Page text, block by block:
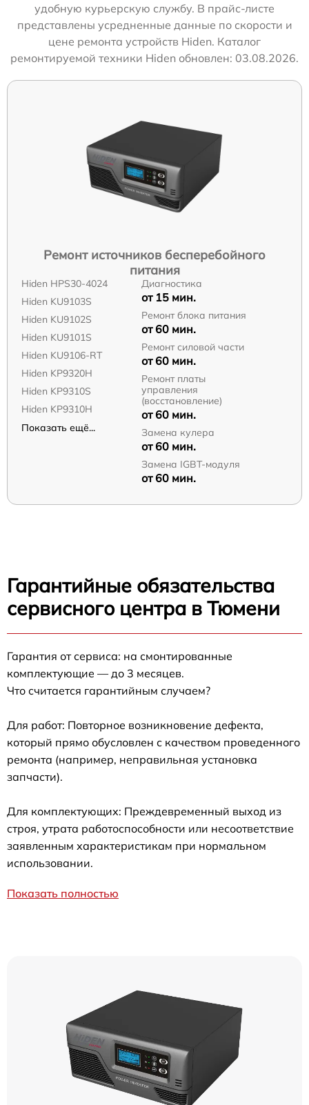
удобную курьерскую службу. В прайс-листе
представлены усредненные данные по скорости и
цене ремонта устройств Hiden. Каталог
ремонтируемой техники Hiden обновлен: 03.08.2026.
Ремонт источников бесперебойного
питания
Hiden HPS30-4024
Hiden KU9103S
Hiden KU9102S
Hiden KU9101S
Hiden KU9106-RT
Hiden KP9320H
Hiden KP9310S
Hiden KP9310H
Показать ещё...
Диагностика
от 15 мин.
Ремонт блока питания
от 60 мин.
Ремонт силовой части
от 60 мин.
Ремонт платы
управления
(восстановление)
от 60 мин.
Замена кулера
от 60 мин.
Замена IGBT-модуля
от 60 мин.
Гарантийные обязательства
сервисного центра в Тюмени
Гарантия от сервиса: на смонтированные
комплектующие — до 3 месяцев.
Что считается гарантийным случаем?
Для работ: Повторное возникновение дефекта,
который прямо обусловлен с качеством проведенного
ремонта (например, неправильная установка
запчасти).
Для комплектующих: Преждевременный выход из
строя, утрата работоспособности или несоответствие
заявленным характеристикам при нормальном
использовании.
Показать полностью